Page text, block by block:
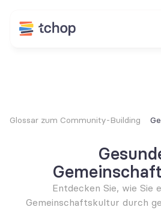
Glossar zum Community-Building
Entdecken Sie, wie Sie
Gemeinschaftskultur durch